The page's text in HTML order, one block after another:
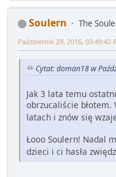
Soulern The
Październik 29, 2016, 03:49:42
Cytat: doman18 w
Jak 3 lata temu
obrzucaliście błotem.
latach i znów się
Łooo Soulern! Nadal
dzieci i ci hasła